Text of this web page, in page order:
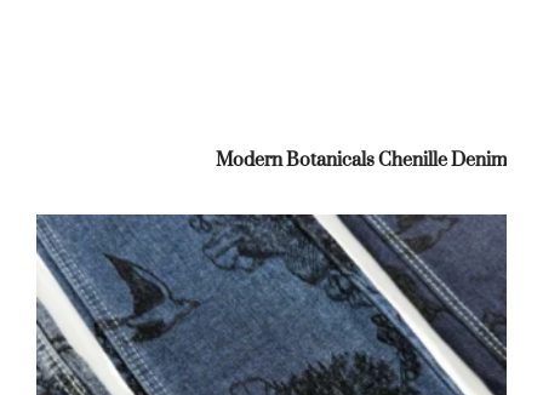
Modern Botanicals Chenille Denim